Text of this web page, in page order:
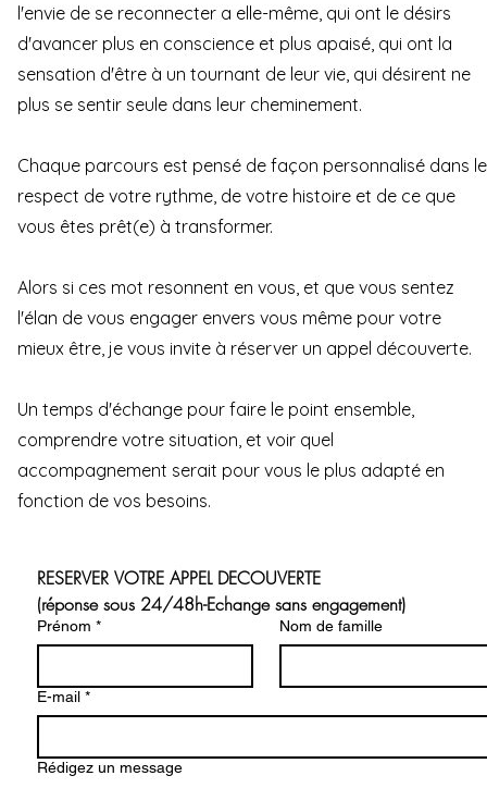
l'envie de se reconnecter a elle-même, qui ont le désirs
d'avancer plus en conscience et plus apaisé, qui ont la
sensation d'être à un tournant de leur vie, qui désirent ne
plus se sentir seule dans leur cheminement.
Chaque parcours est pensé de façon personnalisé dans le
respect de votre rythme, de votre histoire et de ce que
vous êtes prêt(e) à transformer.
Alors si ces mot resonnent en vous, et que vous sentez
l'élan de vous engager envers vous même pour votre
mieux être, je vous invite à réserver un appel découverte.
Un temps d'échange pour faire le point ensemble,
comprendre votre situation, et voir quel
accompagnement serait pour vous le plus adapté en
fonction de vos besoins.
RESERVER VOTRE APPEL DECOUVERTE
(réponse sous 24/48h-Echange sans engagement)
Prénom * Nom de famille
E-mail *
Rédigez un message